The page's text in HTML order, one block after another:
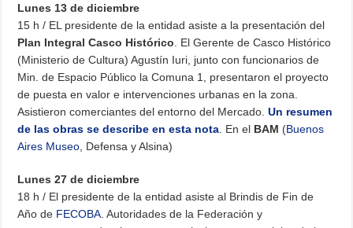
Lunes 13 de diciembre
15 h / EL presidente de la entidad asiste a la presentación del
Plan Integral Casco Histórico . El Gerente de Casco Histórico
(Ministerio de Cultura) Agustín Iuri, junto con funcionarios de
Min. de Espacio Público la Comuna 1, presentaron el proyecto
de puesta en valor e intervenciones urbanas en la zona.
Asistieron comerciantes del entorno del Mercado.Un resumen
de las obras se describe en esta nota . En el BAM (Buenos
Aires Museo , Defensa y Alsina)
Lunes 27 de diciembre
18 h / El presidente de la entidad asiste al Brindis de Fin de
Año de FECOBA . Autoridades de la Federación y